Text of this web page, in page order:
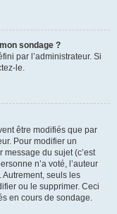
sondage ?
par l’administrateur. Si
le.
être modifiés que par
Pour modifier un
message du sujet (c’est
n’a voté, l’auteur
seuls les
ou le supprimer. Ceci
en cours de sondage.